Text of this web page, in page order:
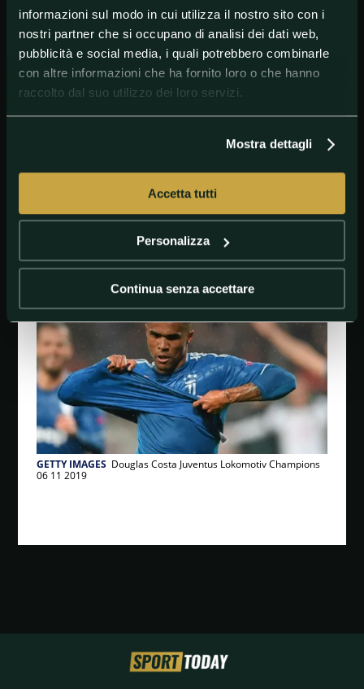
informazioni sul modo in cui utilizza il nostro sito con i
nostri partner che si occupano di analisi dei dati web,
pubblicità e social media, i quali potrebbero combinarle
con altre informazioni che ha fornito loro o che hanno
raccolto dal suo utilizzo dei loro servizi.
Mostra dettagli
Accetta tutti
Personalizza
Continua senza accettare
Bernardeschi insieme a Dybala e Cristiano Ronaldo.
L'ultimo subito in ordine di tempo, è il quarto
infortunio stagionale per Douglas Costa, che per
colpa di diversi ko ha dovuto saltare già 18 gare di
campionato. Che diventeranno 20 in virtù
Roma.
#Juventus
#OlympiqueLyonnais
GETTY IMAGES Douglas Costa Juventus Lokomotiv Champions
06 11 2019